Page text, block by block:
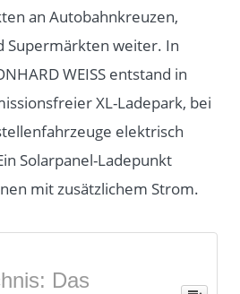
an Autobahnkreuzen,
Supermärkten weiter. In
WEISS entstand in
XL-Ladepark, bei
elektrisch
Solarpanel-Ladepunkt
mit zusätzlichem Strom.
Das